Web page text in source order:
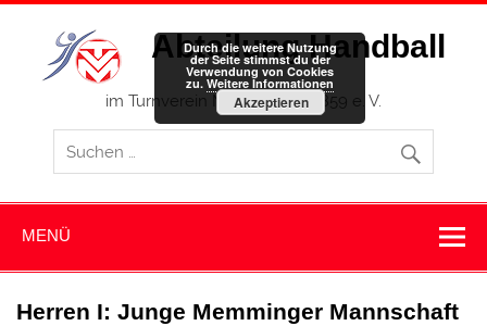
Zum
springen
Abteilung Handball
im Turnverein Memmingen 1859 e. V.
MENÜ
Herren I: Junge Memminger Mannschaft
Durch die weitere Nutzung
der Seite stimmst du der
Verwendung von Cookies
zu. Weitere Informationen
Akzeptieren